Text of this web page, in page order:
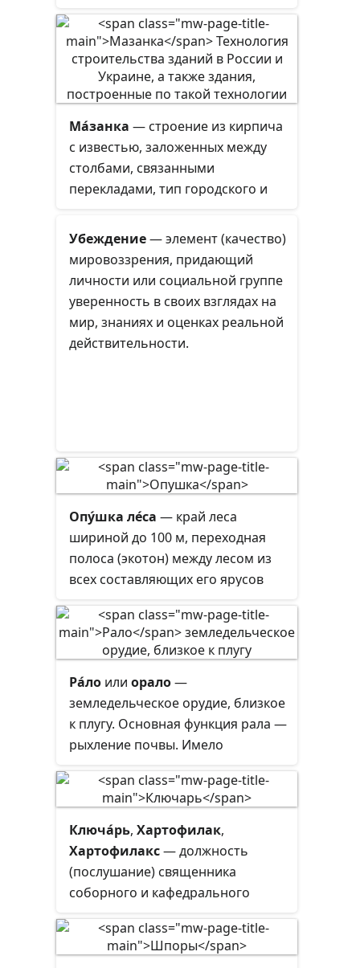
нижнем — колодка с внутренней
полостью квадратного или
прямоугольного сечения или
патрон, в которых крепятся пёрка
Ма́занка — строение из кирпича
с известью, заложенных между
столбами, связанными
перекладами, тип городского и
или камыша, с обмазкой глиной,
иногда с навозом и сечкой.
Убеждение—элемент(качество)
мировоззрения, придающий
личности или социальной группе
уверенность в своих взглядах на
мир, знаниях и оценках реальной
действительности.
Опу́шка ле́са — край леса
шириной до 100 м, переходная
полоса (экотон) между лесом из
всех составляющих его ярусов
смежным типом растительности.
Ра́ло или орало—
земледельческое орудие, близкое
к плугу. Основная функция рала —
рыхление почвы. Имело
металлический наконечник
ральник. Обладало дышлом, в
которое впрягался скот. Тягловой
силой для рала были волы или
лошади. Исторически пришло на
смену ручной мотыге. В
вытеснено колесным плугом.
Ключа́рь, Хартофилак,
Хартофилакс— должность
(послушание) священника
соборного и кафедрального
настоятеля.